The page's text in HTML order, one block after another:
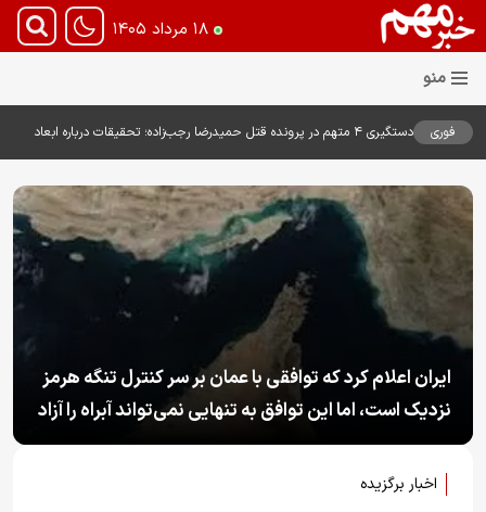
۱۸ مرداد ۱۴۰۵
فوری
دستگیری ۴ متهم در پرونده قتل حمیدرضا رجب‌زاده؛ تحقیقات درباره ابعاد
پزشکیان: اختلاف نظر در هر جامعه‌ای امری طبیعی و
اجتناب‌ناپذیر است
اخبار برگزیده